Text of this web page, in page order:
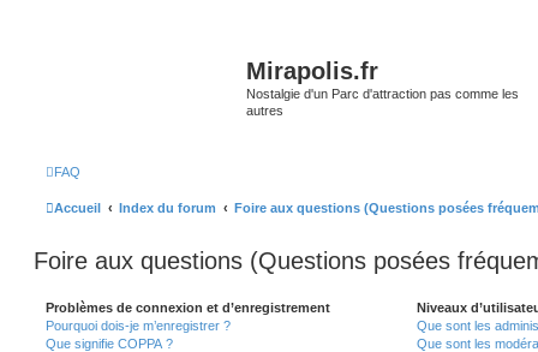
Mirapolis.fr
Nostalgie d'un Parc d'attraction pas comme les
autres
FAQ
Accueil Index du forum Foire aux questions (Questions posées
Foire aux questions (Questions posées
Problèmes de connexion et d’enregistrement
Pourquoi dois-je m’enregistrer ?
Que signifie COPPA ?
Niveaux
Que sont les
Que sont les